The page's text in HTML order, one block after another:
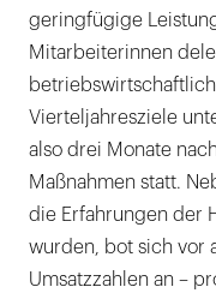
geringfügige
Mitarbeiterinnen
Vierteljahresziele
also drei Monate
Maßnahmen statt.
die Erfahrungen der
wurden, bot sich vor
Umsatzzahlen an –